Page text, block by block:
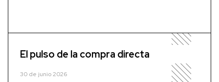
El pulso de la compra directa
30 de junio 2026